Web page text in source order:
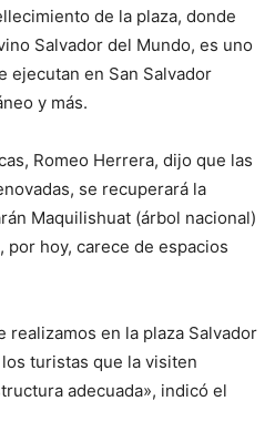
de la plaza, donde
Salvador del Mundo, es uno
ejecutan en San Salvador
y más.
Romeo Herrera, dijo que las
se recuperará la
Maquilishuat (árbol nacional)
por hoy, carece de espacios
realizamos en la plaza Salvador
turistas que la visiten
adecuada», indicó el